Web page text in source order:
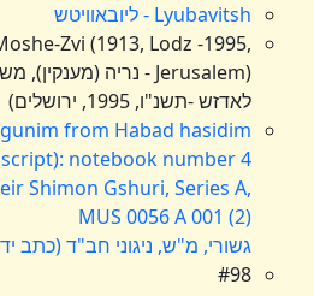
Lyubavitsh - ליובאוויטש
Moshe-Zvi (1913, Lodz -1995,
לאדזש -תשנ"ו, 1995, ירושלים)
Nigunim from Habad hasidim
notebook number 4
Shimon Gshuri, Series A,
MUS 0056 A 001 (2)
גשורי, מ"ש, ניגוני חב"ד (כתב
#98